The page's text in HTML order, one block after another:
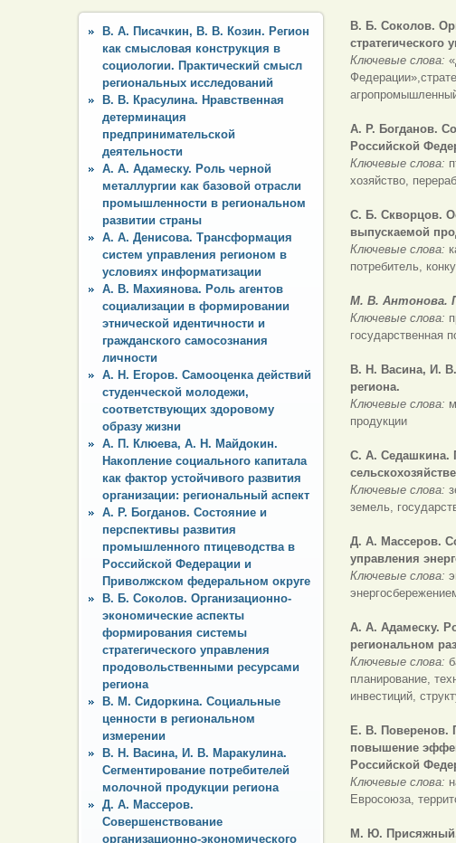
В. А. Писачкин, В. В. Козин. Регион
как смысловая конструкция в
социологии. Практический смысл
региональных исследований
В. В. Красулина. Нравственная
детерминация
предпринимательской
деятельности
А. А. Адамеску. Роль черной
металлургии как базовой отрасли
промышленности в региональном
развитии страны
А. А. Денисова. Трансформация
систем управления регионом в
условиях информатизации
А. В. Махиянова. Роль агентов
социализации в формировании
этнической идентичности и
гражданского самосознания
личности
А. Н. Егоров. Самооценка действий
студенческой молодежи,
соответствующих здоровому
образу жизни
А. П. Клюева, А. Н. Майдокин.
Накопление социального капитала
как фактор устойчивого развития
организации: региональный аспект
А. Р. Богданов. Состояние и
перспективы развития
промышленного птицеводства в
Российской Федерации и
Приволжском федеральном округе
В. Б. Соколов. Организационно-
экономические аспекты
формирования системы
стратегического управления
продовольственными ресурсами
региона
В. М. Сидоркина. Социальные
ценности в региональном
измерении
В. Н. Васина, И. В. Маракулина.
Сегментирование потребителей
молочной продукции региона
Д. А. Массеров.
Совершенствование
организационно-экономического
В. Б. Соколов.
Ключевые слова:
А. Р. Богданов.
Российской
Ключевые слова:
хозяйство,
С. Б. Скворцов.
выпускаемой
Ключевые слова:
потребитель,
М. В. Антонова.
Ключевые слова:
государственная
В. Н. Васина, И.
региона.
Ключевые слова:
продукции
С. А. Седашкина.
Ключевые слова:
земель,
Д. А. Массеров.
управления
Ключевые слова:
А. А. Адамеску.
региональном
Ключевые слова:
планирование,
инвестиций,
Е. В. Поверенов.
повышение
Российской
Ключевые слова:
Евросоюза,
М. Ю.